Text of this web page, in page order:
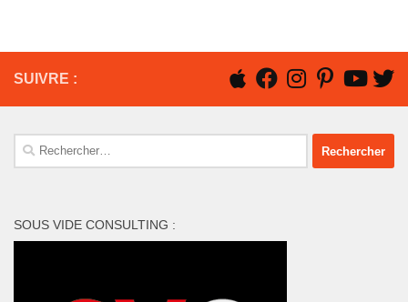
SUIVRE :
Rechercher :
SOUS VIDE CONSULTING :